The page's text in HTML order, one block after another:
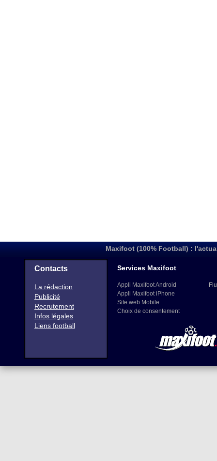
Maxifoot (100% Football) :
Contacts
La rédaction
Publicité
Recrutement
Infos légales
Liens football
Services Maxifoot
Appli Maxifoot Android
Appli Maxifoot iPhone
Site web Mobile
Choix de consentement